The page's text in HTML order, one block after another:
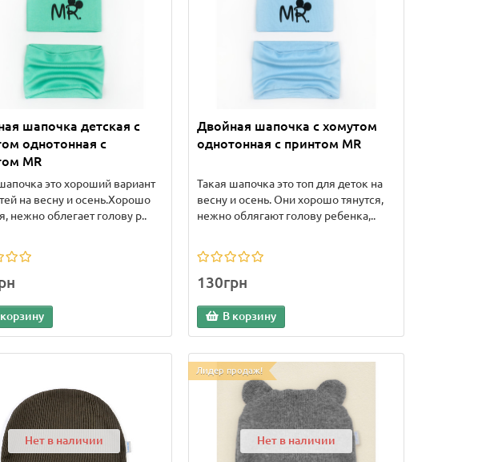
шапочка детская с
однотонная с
MR
это хороший вариант
на весну и осень.Хорошо
нежно облегает голову р..
Двойная шапочка с хомутом
однотонная с принтом MR
Такая шапочка это топ для деток на
весну и осень. Они хорошо тянутся,
нежно облягают голову ребенка,..
130грн
В корзину
Нет в наличии
Лидер продаж!
Нет в наличии